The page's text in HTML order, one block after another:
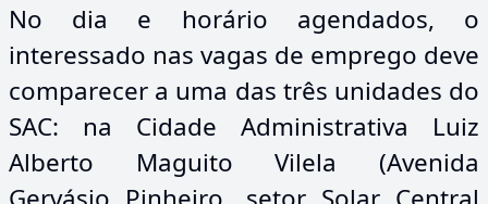
No dia e horário agendados, o
interessado nas vagas de emprego deve
comparecer a uma das três unidades do
SAC: na Cidade Administrativa Luiz
Alberto Maguito Vilela (Avenida